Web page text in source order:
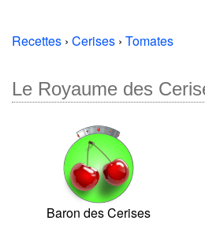
Recettes › Cerises › Tomates
Le Royaume des
Baron des Cerises